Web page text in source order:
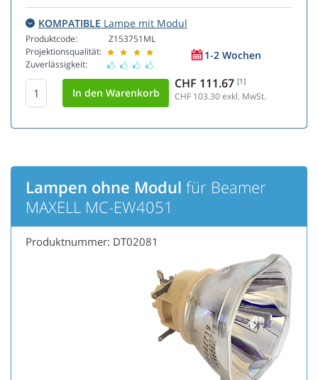
KOMPATIBLE Lampe mit Modul
Produktcode:
Projektionsqualität:
Zuverlässigkeit:
Z153751ML
1-2 Wochen
CHF 111.67 [1]
CHF 103.30exkl. MwSt.
Lampen ohne Modul für Beamer
MAXELL MC-EW4051
Produktnummer: DT02081